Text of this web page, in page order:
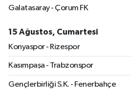
Galatasaray - Çorum FK
15 Ağustos, Cumartesi
Konyaspor - Rizespor
Kasımpaşa - Trabzonspor
Gençlerbirliği S.K. - Fenerbahçe